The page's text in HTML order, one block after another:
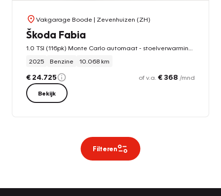
Vakgarage Boode | Zevenhuizen (ZH)
Škoda Fabia
2025
Benzine 10.068 km
€ 24.725 of v.a. € 368 /mnd
Bekijk
Filteren